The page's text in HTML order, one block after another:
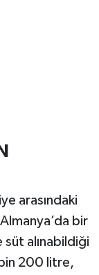
arasındaki
bir
alınabildiği
200 litre,